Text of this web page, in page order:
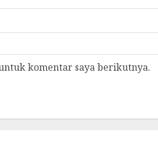
komentar saya berikutnya.